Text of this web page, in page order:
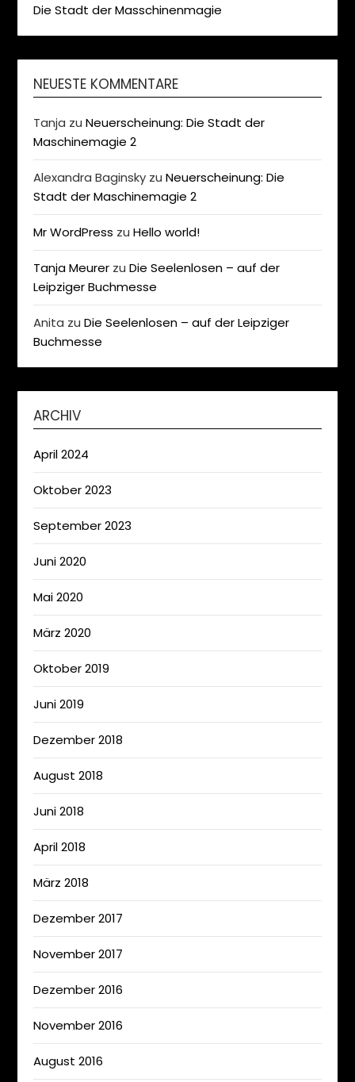
Die Stadt der Masschinenmagie
NEUESTE KOMMENTARE
Tanja zuNeuerscheinung: Die Stadt der
Maschinemagie 2
Alexandra Baginsky zuNeuerscheinung: Die
Stadt der Maschinemagie 2
Mr WordPress zuHello world!
Tanja Meurer zuDie Seelenlosen – auf der
Leipziger Buchmesse
Anita zuDie Seelenlosen – auf der Leipziger
Buchmesse
ARCHIV
April 2024
Oktober 2023
September 2023
Juni 2020
Mai 2020
März 2020
Oktober 2019
Juni 2019
Dezember 2018
August 2018
Juni 2018
April 2018
März 2018
Dezember 2017
November 2017
Dezember 2016
November 2016
August 2016